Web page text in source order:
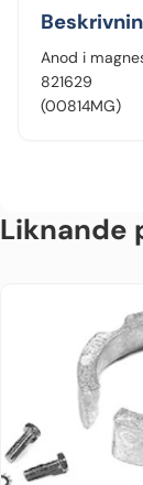
2
mängd
Anod i
821629
(00814MG)
Liknande